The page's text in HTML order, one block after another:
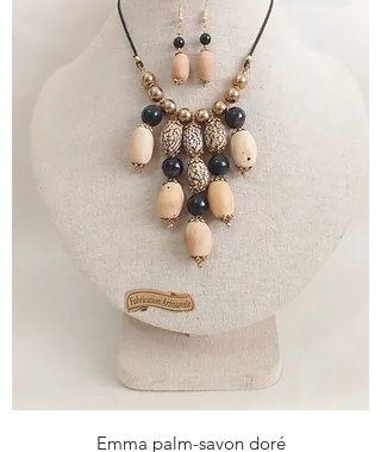
Emma palm-savon doré